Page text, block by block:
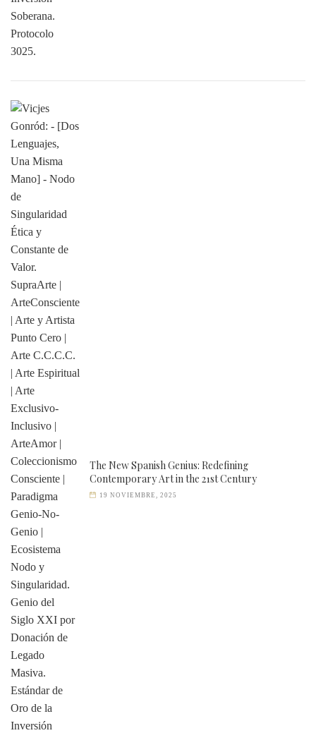
The New Spanish Genius: Redefining
Contemporary Art in the 21st Century
19 NOVIEMBRE, 2025